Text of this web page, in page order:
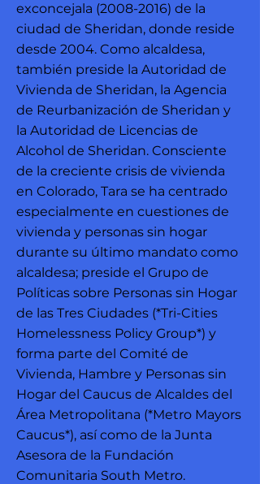
exconcejala (2008-2016) de la
ciudad de Sheridan, donde reside
desde 2004. Como alcaldesa,
también preside la Autoridad de
Vivienda de Sheridan, la Agencia
de Reurbanización de Sheridan y
la Autoridad de Licencias de
Alcohol de Sheridan. Consciente
de la creciente crisis de vivienda
en Colorado, Tara se ha centrado
especialmente en cuestiones de
vivienda y personas sin hogar
durante su último mandato como
alcaldesa; preside el Grupo de
Políticas sobre Personas sin Hogar
de las Tres Ciudades (*Tri-Cities
Homelessness Policy Group*) y
forma parte del Comité de
Vivienda, Hambre y Personas sin
Hogar del Caucus de Alcaldes del
Área Metropolitana (*Metro Mayors
Caucus*), así como de la Junta
Asesora de la Fundación
Comunitaria South Metro.